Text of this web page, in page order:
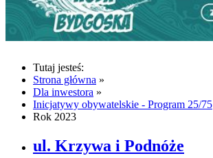
Tutaj jesteś:
Strona główna »
Dla inwestora »
Inicjatywy obywatelskie - Program 25/75
Rok 2023
ul. Krzywa i Podnóże